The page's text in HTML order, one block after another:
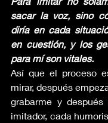
sacar la voz, sino
diría en cada
en cuestión, y los
para mí son vitales.
Así que el proceso
mirar, después
grabarme y
imitador, cada